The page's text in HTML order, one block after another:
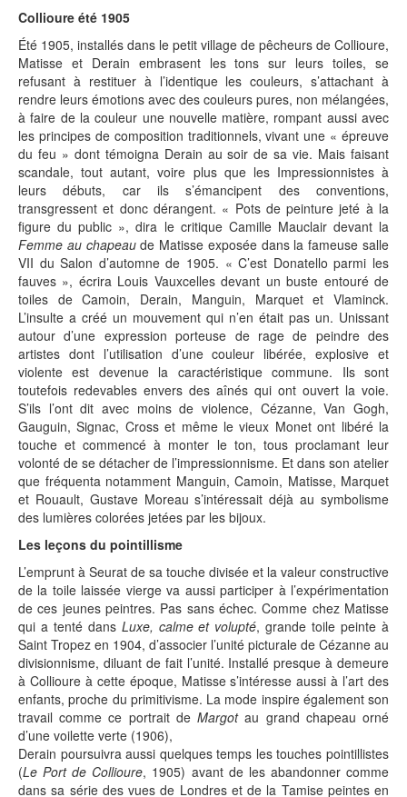
Collioure été 1905
Été 1905, installés dans le petit village de pêcheurs de Collioure,
Matisse et Derain embrasent les tons sur leurs toiles, se
refusant à restituer à l’identique les couleurs, s’attachant à
rendre leurs émotions avec des couleurs pures, non mélangées,
à faire de la couleur une nouvelle matière, rompant aussi avec
les principes de composition traditionnels, vivant une « épreuve
du feu » dont témoigna Derain au soir de sa vie. Mais faisant
scandale, tout autant, voire plus que les Impressionnistes à
leurs débuts, car ils s’émancipent des conventions,
transgressent et donc dérangent. « Pots de peinture jeté à la
figure du public », dira le critique Camille Mauclair devant la
Femme au chapeaude Matisse exposée dans la fameuse salle
VII du Salon d’automne de 1905. « C’est Donatello parmi les
fauves », écrira Louis Vauxcelles devant un buste entouré de
toiles de Camoin, Derain, Manguin, Marquet et Vlaminck.
L’insulte a créé un mouvement qui n’en était pas un. Unissant
autour d’une expression porteuse de rage de peindre des
artistes dont l’utilisation d’une couleur libérée, explosive et
violente est devenue la caractéristique commune. Ils sont
toutefois redevables envers des aînés qui ont ouvert la voie.
S’ils l’ont dit avec moins de violence, Cézanne, Van Gogh,
Gauguin, Signac, Cross et même le vieux Monet ont libéré la
touche et commencé à monter le ton, tous proclamant leur
volonté de se détacher de l’impressionnisme. Et dans son atelier
que fréquenta notamment Manguin, Camoin, Matisse, Marquet
et Rouault, Gustave Moreau s’intéressait déjà au symbolisme
des lumières colorées jetées par les bijoux.
Les leçons du pointillisme
L’emprunt à Seurat de sa touche divisée et la valeur constructive
de la toile laissée vierge va aussi participer à l’expérimentation
de ces jeunes peintres. Pas sans échec. Comme chez Matisse
qui a tenté dans Luxe, calme et volupté, grande toile peinte à
Saint Tropez en 1904, d’associer l’unité picturale de Cézanne au
divisionnisme, diluant de fait l’unité. Installé presque à demeure
à Collioure à cette époque, Matisse s’intéresse aussi à l’art des
enfants, proche du primitivisme. La mode inspire également son
travail comme ce portrait deMargotau grand chapeau orné
d’une voilette verte (1906),
Derain poursuivra aussi quelques temps les touches pointillistes
(Le Port de Collioure, 1905) avant de les abandonner comme
dans sa série des vues de Londres et de la Tamise peintes en